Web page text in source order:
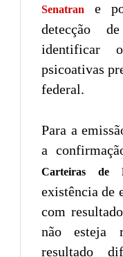
Senatran
e
detecção
identificar
psicoativas
federal.
Para a
a
Carteiras de
existência de
com
não esteja
resultado